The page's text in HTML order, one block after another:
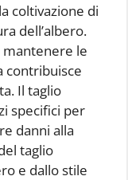
coltivazione di
dell’albero.
mantenere le
contribuisce
Il taglio
specifici per
danni alla
taglio
e dallo stile